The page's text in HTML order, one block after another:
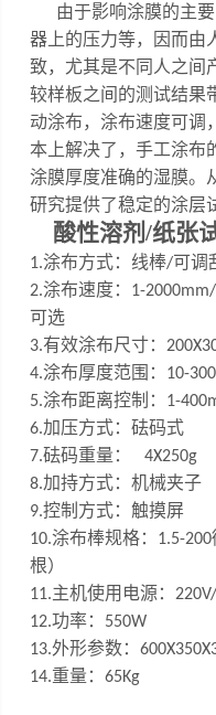
由于影响涂膜的主
器上的压力等，因而由
致，尤其是不同人之间
较样板之间的测试结果
动涂布，涂布速度可调
本上解决了，手工涂布
涂膜厚度准确的湿膜。
研究提供了稳定的涂层
酸性溶剂/纸张
1.涂布方式：线棒/可调
2.涂布速度： 1-2000
可选
3.有效涂布尺寸：
4.涂布厚度范围： 10-
5.涂布距离控制： 1-4
6.加压方式：砝码式
7.砝码重量：4X250g
8.加持方式：机械夹子
9.控制方式：触摸屏
10.涂布棒规格： 1.5-200
根）
11.主机使用电源：
12.功率： 550W
13.外形参数：
14.重量：65Kg